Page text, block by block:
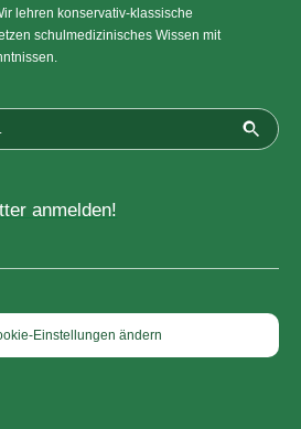
lehren konservativ-klassische
schulmedizinisches Wissen mit
anmelden!
Einstellungen ändern